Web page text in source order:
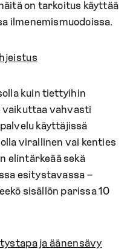
on tarkoitus käyttää
ilmenemismuodoissa.
kuin tiettyihin
vahvasti
käyttäjissä
virallinen vai kenties
elintärkeää sekä
esitystavassa –
sisällön parissa 10
ja äänensävy